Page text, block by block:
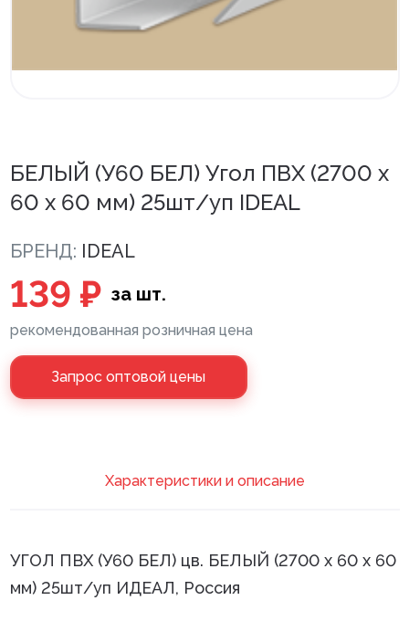
Внутренняя отделка
Вагонка ПВХ
Листовые панели
Подоконники с комплектующими
Напольные покрытия ПВХ
Напольные покрытия ХДФ
Плинтус напольный с фурнитурой
Подложка
Керамическая плитка
БЕЛЫЙ (У60 БЕЛ) Угол ПВХ (2700 х
60 х 60 мм) 25шт/уп IDEAL
БРЕНД: IDEAL
139 ₽ за шт.
рекомендованная розничная цена
Запрос оптовой цены
Xарактеристики и описание
УГОЛ ПВХ (У60 БЕЛ) цв. БЕЛЫЙ (2700 х 60 х 60
мм) 25шт/уп ИДЕАЛ, Россия